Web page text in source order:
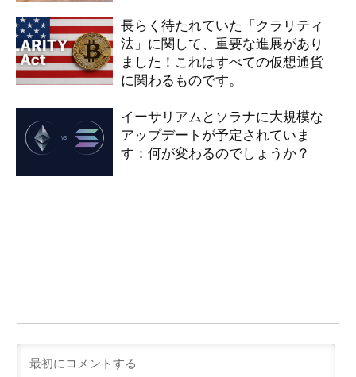
長らく待たれていた「クラリティ
法」に関して、重要な進展があり
ました！これはすべての仮想通貨
に関わるものです。
イーサリアムとソラナに大規模な
アップデートが予定されていま
す：何が変わるのでしょうか？